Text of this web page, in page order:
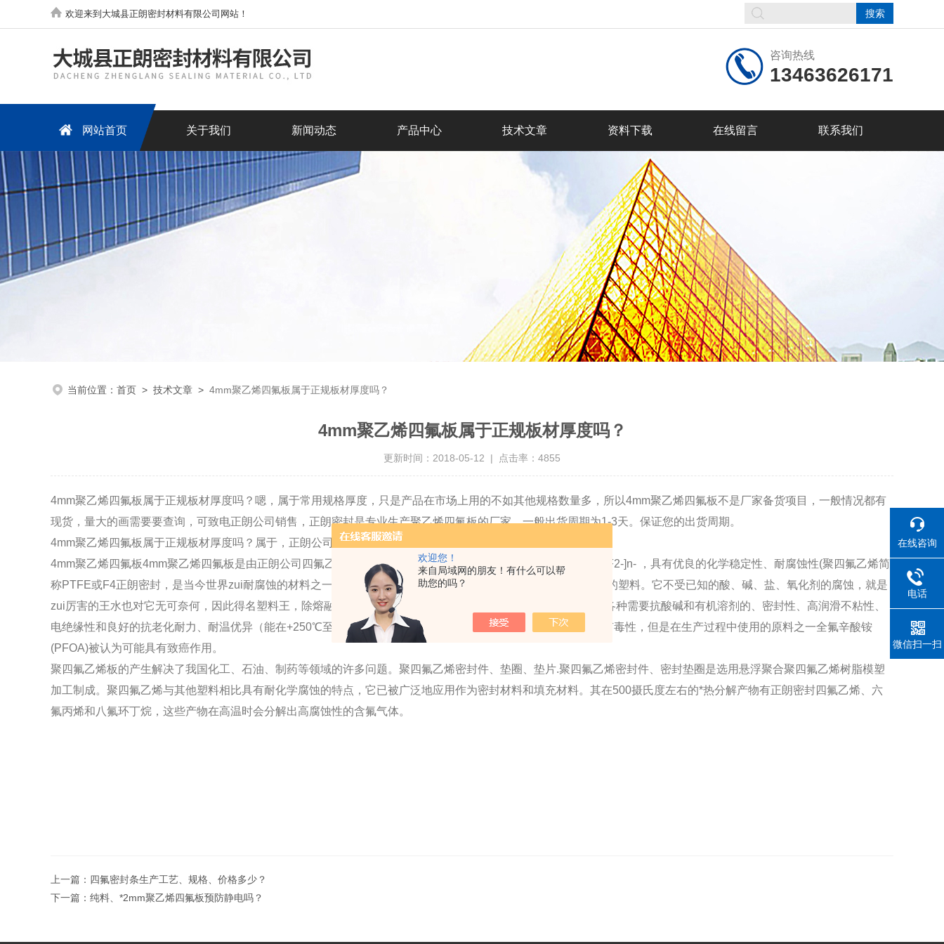
欢迎您！
来自局域网的朋友！有什么可以帮
助您的吗？
欢迎来到大城县正朗密封材料有限公司网站！
咨询热线
13463626171
网站首页 关于我们 新闻动态 产品中心 技术文章 资料下载 在线留言 联系我们
当前位置： 首页 > 技术文章 > 4mm聚乙烯四氟板属于正规板材厚度吗？
4mm聚乙烯四氟板属于正规板材厚度吗？
更新时间：2018-05-12 | 点击率：4855
4mm聚乙烯四氟板属于正规板材厚度吗？嗯，属于常用规格厚度，只是产品在市场上用的不如其他规格数量多，所以4mm聚乙烯四氟板不是厂家备货项目，一般情况都有
现货，量大的画需要要查询，可致电正朗公司销售，正朗密封是专业生产聚乙烯四氟板的厂家，一般出货周期为1-3天。保证您的出货周期。
4mm聚乙烯四氟板属于正规板材厚度吗？属于，正朗公司现货库存，zui快出货1.2.3天。
4mm聚乙烯四氟板4mm聚乙烯四氟板是由正朗公司四氟乙烯经聚合而成的高分子化合物，其结构简式为 -[-CF2-CF2-]n- ，具有优良的化学稳定性、耐腐蚀性(聚四氟乙烯简
称PTFE或F4正朗密封，是当今世界zui耐腐蚀的材料之一，“塑料王”是聚四氟乙烯的俗称，它是一种耐腐蚀性**好的塑料。它不受已知的酸、碱、 盐、氧化剂的腐蚀，就是
zui厉害的王水也对它无可奈何，因此得名塑料王，除熔融金属钠和液氟外，
能耐其它一切化学药品，广泛应用于各种需要抗酸碱和有机溶剂的、密封性、高润滑不粘性、
电绝缘性和良好的抗老化耐力、耐温优异（能在+250℃至-180℃的温度下长期工作）。聚四氟乙烯它本身对
人没有毒性，但是在生产过程中使用的原料之一全氟辛酸铵
(PFOA)被认为可能具有致癌作用。
聚四氟乙烯板的产生解决了我国化工、石油、制药等领域的许多问题。聚四氟乙烯密封件、垫圈
、垫片.聚四氟乙烯密封件、密封垫圈是选用悬浮聚合聚四氟乙烯树脂模塑
加工制成。聚四氟乙烯与其他塑料相比具有耐化学腐蚀的特点，它已被广泛地应用作为密封材料和填充材料。 其在500摄氏度左右的*热分解产物有正朗密封四氟乙烯、六
氟丙烯和八氟环丁烷，这些产物在高温时会分解出高腐蚀性的含氟气体。
上一篇： 四氟密封条生产工艺、规格、价格多少？
下一篇： 纯料、*2mm聚乙烯四氟板预防静电吗？
在线咨询
电话
微信扫一扫